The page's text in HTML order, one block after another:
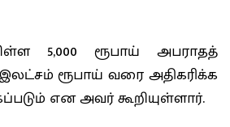
5,000 ரூபாய் அபராதத்
ரூபாய் வரை அதிகரிக்க
என அவர் கூறியுள்ளார்.